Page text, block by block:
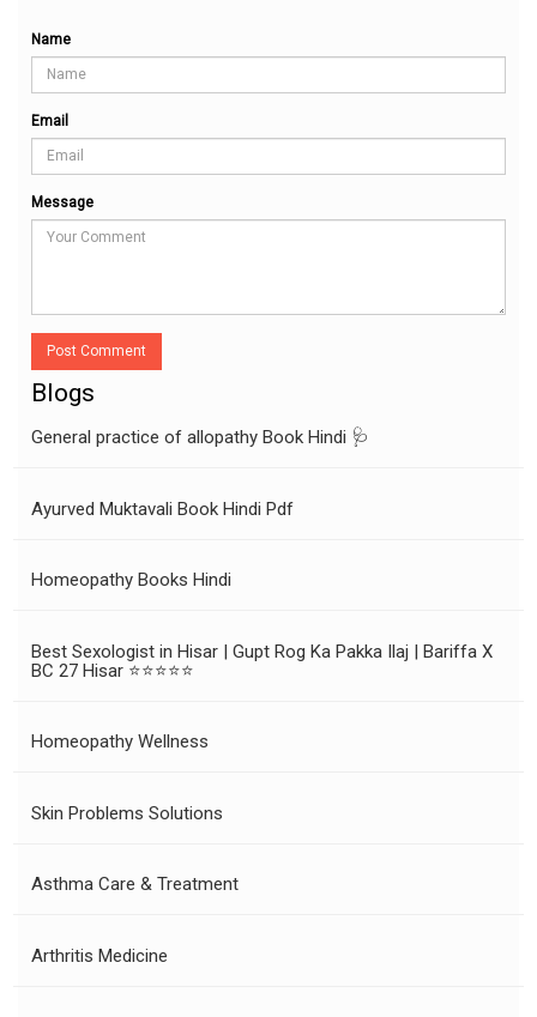
Name
Email
Message
Post Comment
Blogs
General practice of allopathy Book Hindi 🩺
Ayurved Muktavali Book Hindi Pdf
Homeopathy Books Hindi
Best Sexologist in Hisar | Gupt Rog Ka Pakka Ilaj | Bariffa X
BC 27 Hisar ⭐⭐⭐⭐⭐
Homeopathy Wellness
Skin Problems Solutions
Asthma Care & Treatment
Arthritis Medicine